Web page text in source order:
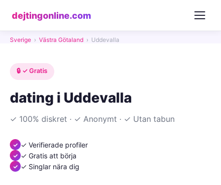
dejtingonline.com
Sverige › Västra Götaland › Uddevalla
🔒 ✓ Gratis
dating i Uddevalla
✓ 100% diskret · ✓ Anonymt · ✓ Utan tabun
✓ Verifierade profiler
✓ Gratis att börja
✓ Singlar nära dig